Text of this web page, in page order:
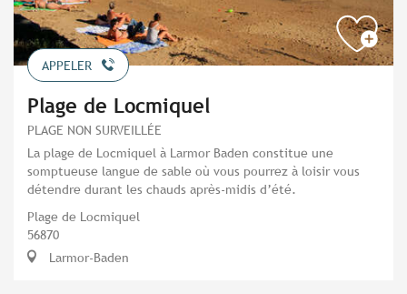
APPELER
Plage de Locmiquel
PLAGE NON SURVEILLÉE
La plage de Locmiquel à Larmor Baden constitue une
somptueuse langue de sable où vous pourrez à loisir vous
détendre durant les chauds après-midis d’été.
Plage de Locmiquel
56870
Larmor-Baden